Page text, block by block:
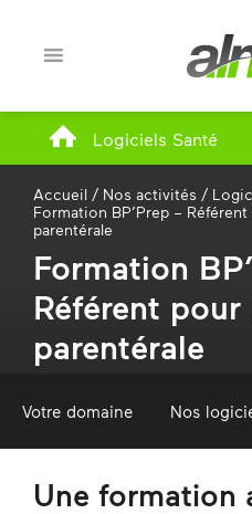
Logiciels Santé
Accueil / Nos activités /
Formation BP’Prep –
parentérale
Formation
Référent
parentérale
Votre domaine Nos
Une formation